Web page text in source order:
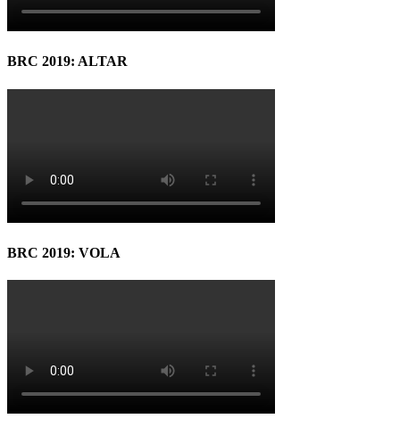
BRC 2019: ALTAR
BRC 2019: VOLA